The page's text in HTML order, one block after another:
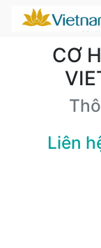
CƠ
Liên